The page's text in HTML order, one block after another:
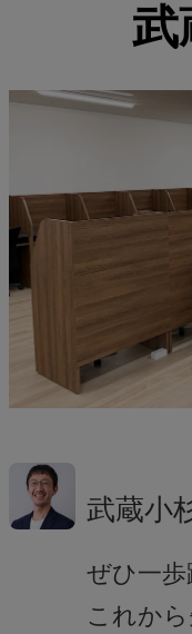
武
武蔵小
ぜひ一歩
これか